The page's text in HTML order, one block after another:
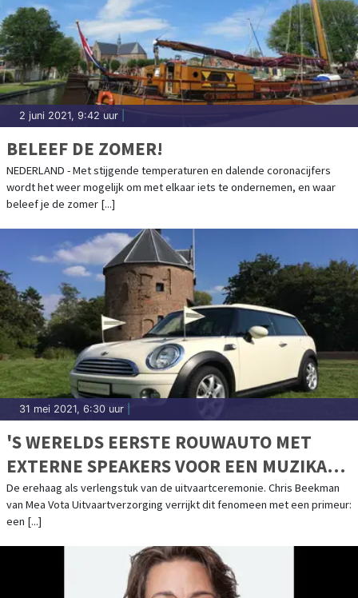
2 juni 2021, 9:42 uur
BELEEF DE ZOMER!
NEDERLAND - Met stijgende temperaturen en dalende coronacijfers
wordt het weer mogelijk om met elkaar iets te ondernemen, en waar
beleef je de zomer [...]
31 mei 2021, 6:30 uur
'S WERELDS EERSTE ROUWAUTO MET
EXTERNE SPEAKERS VOOR EEN MUZIKALE,
PERSOONLIJKE LAATSTE RIT
De erehaag als verlengstuk van de uitvaartceremonie. Chris Beekman
van Mea Vota Uitvaartverzorging verrijkt dit fenomeen met een primeur:
een [...]